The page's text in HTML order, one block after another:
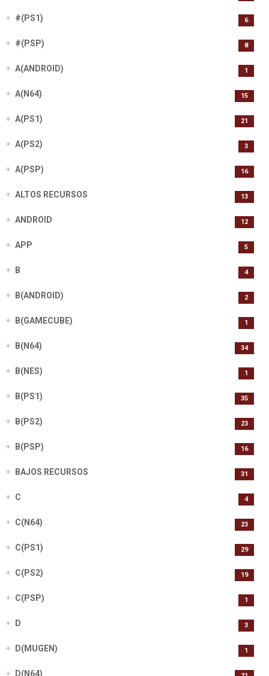
#(PS1) 6
#(PSP) 8
A(ANDROID) 1
A(N64) 15
A(PS1) 21
A(PS2) 3
A(PSP) 16
ALTOS RECURSOS 13
ANDROID 12
APP 5
B 4
B(ANDROID) 2
B(GAMECUBE) 1
B(N64) 34
B(NES) 1
B(PS1) 35
B(PS2) 23
B(PSP) 16
BAJOS RECURSOS 31
C 4
C(N64) 23
C(PS1) 29
C(PS2) 19
C(PSP) 1
D 3
D(MUGEN) 1
D(N64)